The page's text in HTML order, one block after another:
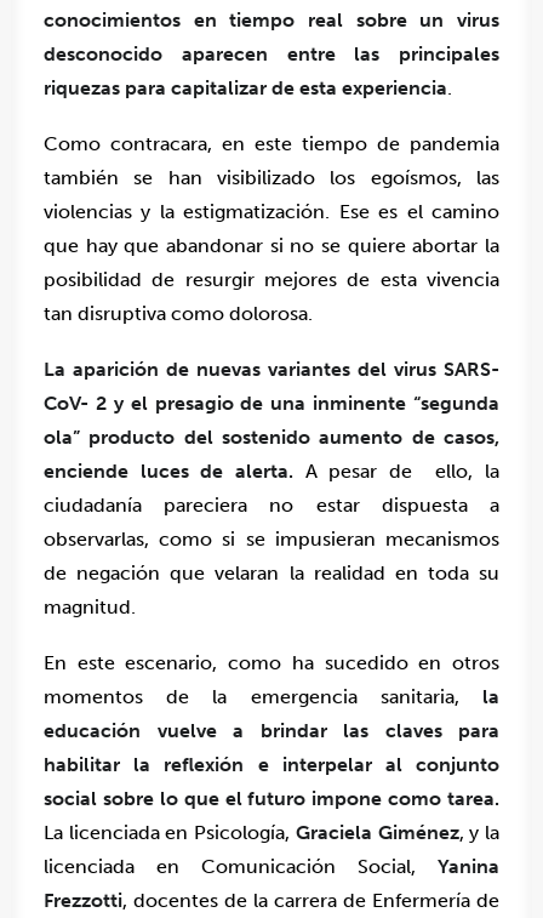
conocimientos en tiempo real sobre un virus
desconocido aparecen entre las principales
riquezas para capitalizar de esta experiencia.
Como contracara, en este tiempo de pandemia
también se han visibilizado los egoísmos, las
violencias y la estigmatización. Ese es el camino
que hay que abandonar si no se quiere abortar la
posibilidad de resurgir mejores de esta vivencia
tan disruptiva como dolorosa.
La aparición de nuevas variantes del virus SARS-
CoV- 2 y el presagio de una inminente “segunda
ola” producto del sostenido aumento de casos,
enciende luces de alerta. A pesar de ello, la
ciudadanía pareciera no estar dispuesta a
observarlas, como si se impusieran mecanismos
de negación que velaran la realidad en toda su
magnitud.
En este escenario, como ha sucedido en otros
momentos de la emergencia sanitaria, la
educación vuelve a brindar las claves para
habilitar la reflexión e interpelar al conjunto
social sobre lo que el futuro impone como tarea.
La licenciada en Psicología, Graciela Giménez, y la
licenciada en Comunicación Social, Yanina
Frezzotti, docentes de la carrera de Enfermería de